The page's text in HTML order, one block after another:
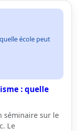
école peut
: quelle
séminaire sur le
Le